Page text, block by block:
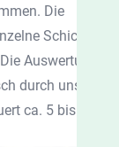
Die
Schichten
Auswertung
durch unser
ca. 5 bis 10